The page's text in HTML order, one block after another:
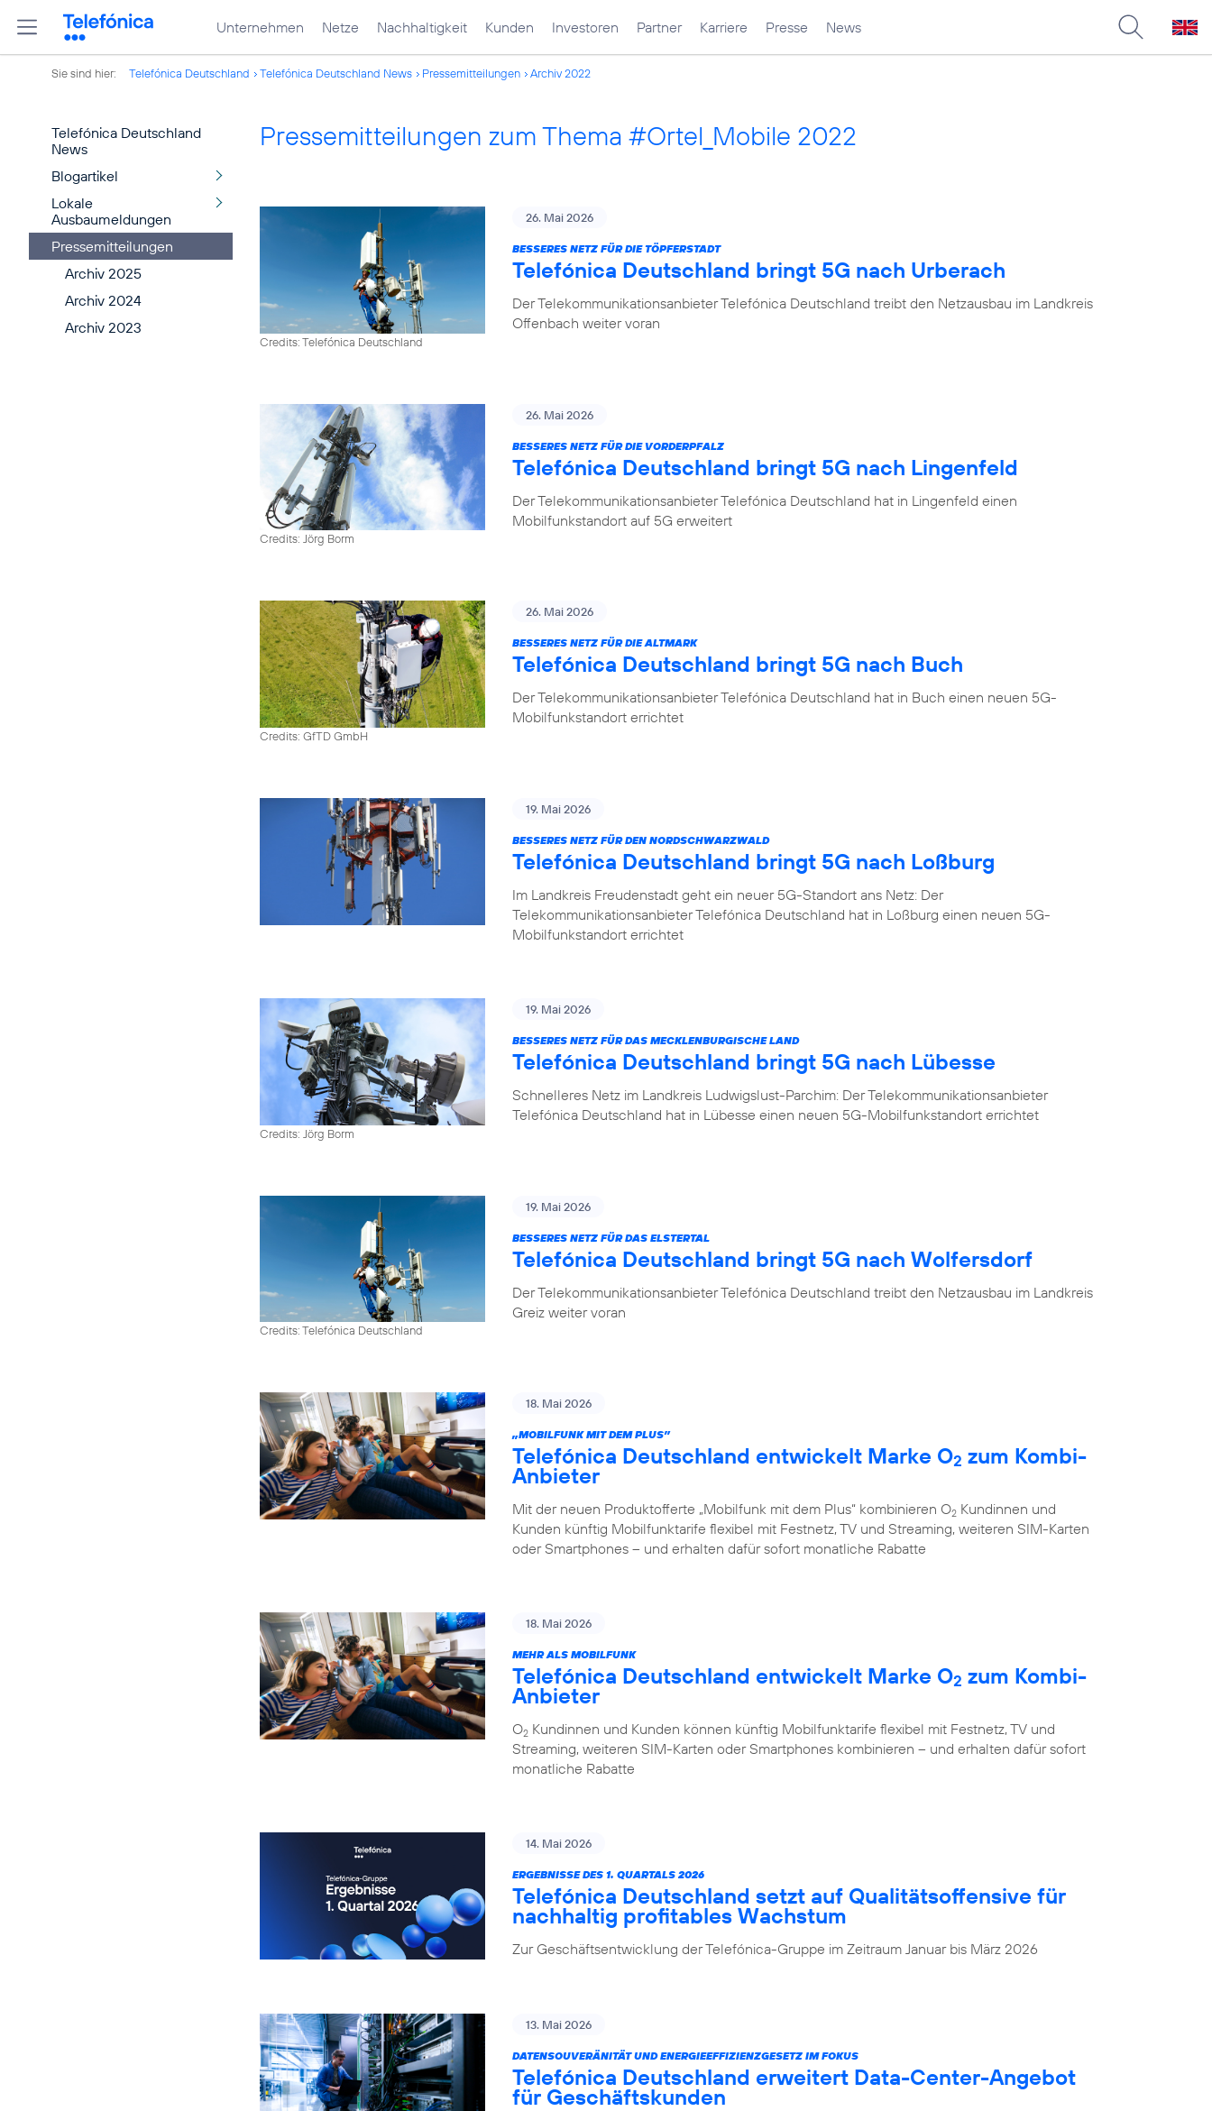
Unternehmen Netze Nachhaltigkeit Kunden Investoren Partner Karriere Presse News
Sie sind hier: Telefónica Deutschland Telefónica Deutschland News Pressemitteilungen Archiv 2022
Telefónica Deutschland
News
Blogartikel
Lokale
Ausbaumeldungen
Pressemitteilungen
Archiv 2025
Archiv 2024
Archiv 2023
Pressemitteilungen zum Thema #Ortel_Mobile 2022
Credits: Telefónica Deutschland
26. Mai 2026
BESSERES NETZ FÜR DIE TÖPFERSTADT
Telefónica Deutschland bringt 5G nach Urberach
Der Telekommunikationsanbieter Telefónica Deutschland treibt den Netzausbau im Landkreis
Offenbach weiter voran
Credits: Jörg Borm
26. Mai 2026
BESSERES NETZ FÜR DIE VORDERPFALZ
Telefónica Deutschland bringt 5G nach Lingenfeld
Der Telekommunikationsanbieter Telefónica Deutschland hat in Lingenfeld einen
Mobilfunkstandort auf 5G erweitert
Credits: GfTD GmbH
26. Mai 2026
BESSERES NETZ FÜR DIE ALTMARK
Telefónica Deutschland bringt 5G nach Buch
Der Telekommunikationsanbieter Telefónica Deutschland hat in Buch einen neuen 5G-
Mobilfunkstandort errichtet
19. Mai 2026
BESSERES NETZ FÜR DEN NORDSCHWARZWALD
Telefónica Deutschland bringt 5G nach Loßburg
Im Landkreis Freudenstadt geht ein neuer 5G-Standort ans Netz: Der
Telekommunikationsanbieter Telefónica Deutschland hat in Loßburg einen neuen 5G-
Mobilfunkstandort errichtet
Credits: Jörg Borm
19. Mai 2026
BESSERES NETZ FÜR DAS MECKLENBURGISCHE LAND
Telefónica Deutschland bringt 5G nach Lübesse
Schnelleres Netz im Landkreis Ludwigslust-Parchim: Der Telekommunikationsanbieter
Telefónica Deutschland hat in Lübesse einen neuen 5G-Mobilfunkstandort errichtet
Credits: Telefónica Deutschland
19. Mai 2026
BESSERES NETZ FÜR DAS ELSTERTAL
Telefónica Deutschland bringt 5G nach Wolfersdorf
Der Telekommunikationsanbieter Telefónica Deutschland treibt den Netzausbau im Landkreis
Greiz weiter voran
18. Mai 2026
„MOBILFUNK MIT DEM PLUS”
Telefónica Deutschland entwickelt Marke O2 zum Kombi-
Anbieter
Mit der neuen Produktofferte „Mobilfunk mit dem Plus“ kombinieren O2 Kundinnen und
Kunden künftig Mobilfunktarife flexibel mit Festnetz, TV und Streaming, weiteren SIM-Karten
oder Smartphones – und erhalten dafür sofort monatliche Rabatte
18. Mai 2026
MEHR ALS MOBILFUNK
Telefónica Deutschland entwickelt Marke O2 zum Kombi-
Anbieter
O2 Kundinnen und Kunden können künftig Mobilfunktarife flexibel mit Festnetz, TV und
Streaming, weiteren SIM-Karten oder Smartphones kombinieren – und erhalten dafür sofort
monatliche Rabatte
14. Mai 2026
ERGEBNISSE DES 1. QUARTALS 2026
Telefónica Deutschland setzt auf Qualitätsoffensive für
nachhaltig profitables Wachstum
Zur Geschäftsentwicklung der Telefónica-Gruppe im Zeitraum Januar bis März 2026
13. Mai 2026
DATENSOUVERÄNITÄT UND ENERGIEEFFIZIENZGESETZ IM FOKUS
Telefónica Deutschland erweitert Data-Center-Angebot
für Geschäftskunden